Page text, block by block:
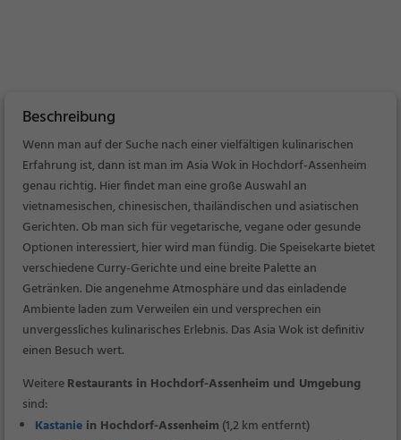
Beschreibung
Wenn man auf der Suche nach einer vielfältigen kulinarischen
Erfahrung ist, dann ist man im Asia Wok in Hochdorf-Assenheim
genau richtig. Hier findet man eine große Auswahl an
vietnamesischen, chinesischen, thailändischen und asiatischen
Gerichten. Ob man sich für vegetarische, vegane oder gesunde
Optionen interessiert, hier wird man fündig. Die Speisekarte bietet
verschiedene Curry-Gerichte und eine breite Palette an
Getränken. Die angenehme Atmosphäre und das einladende
Ambiente laden zum Verweilen ein und versprechen ein
unvergessliches kulinarisches Erlebnis. Das Asia Wok ist definitiv
einen Besuch wert.
WeitereRestaurants in Hochdorf-Assenheim und Umgebung
sind:
Kastanie in Hochdorf-Assenheim (1,2 km entfernt)